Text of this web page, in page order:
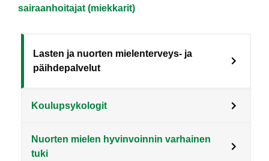
sairaanhoitajat (miekkarit)
Sote
Menu
Asiakkaille
Lasten ja nuorten mielenterveys- ja
päihdepalvelut
Koulupsykologit
Nuorten mielen hyvinvoinnin varhainen
tuki